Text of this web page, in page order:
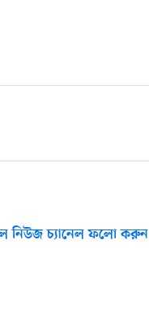
নিউজ চ্যানেল ফলো করুন